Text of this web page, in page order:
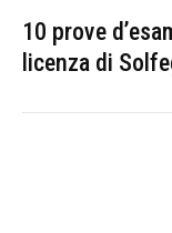
10 prove
licenza di